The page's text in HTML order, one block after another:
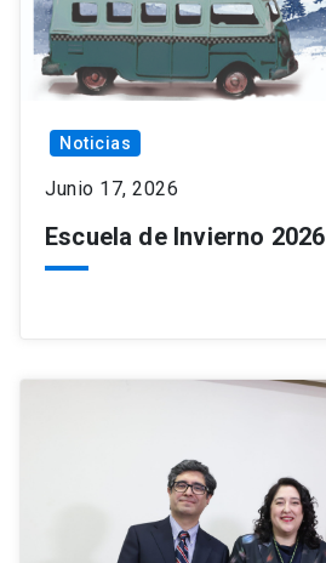
Noticias
Junio 17, 2026
Escuela de Invierno 2026